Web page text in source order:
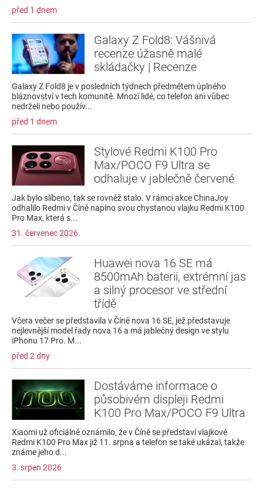
před 1 dnem
Galaxy Z Fold8: Vášnivá
recenze úžasně malé
skládačky | Recenze
Galaxy Z Fold8 je v posledních týdnech předmětem úplného
bláznovství v tech komunitě. Mnozí lidé, co telefon ani vůbec
nedrželi nebo použív...
před 1 dnem
Stylové Redmi K100 Pro
Max/POCO F9 Ultra se
odhaluje v jablečně červené
Jak bylo slíbeno, tak se rovněž stalo. V rámci akce ChinaJoy
odhalilo Redmi v Číně naplno svou chystanou vlajku Redmi K100
Pro Max, která s...
31. červenec 2026
Huawei nova 16 SE má
8500mAh baterii, extrémní jas
a silný procesor ve střední
třídě
Včera večer se představila v Číně nova 16 SE, jež představuje
nejlevnější model řady nova 16 a má jablečný design ve stylu
iPhonu 17 Pro. M...
před 2 dny
Dostáváme informace o
působivém displeji Redmi
K100 Pro Max/POCO F9 Ultra
Xiaomi už oficiálně oznámilo, že v Číně se představí vlajkové
Redmi K100 Pro Max již 11. srpna a telefon se také ukázal, takže
známe jeho d...
3. srpen 2026